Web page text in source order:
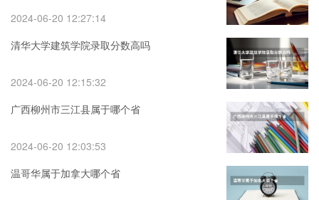
2024-06-20 12:27:14
清华大学建筑学院录取分数高吗
2024-06-20 12:15:32
广西柳州市三江县属于哪个省
2024-06-20 12:03:53
温哥华属于加拿大哪个省